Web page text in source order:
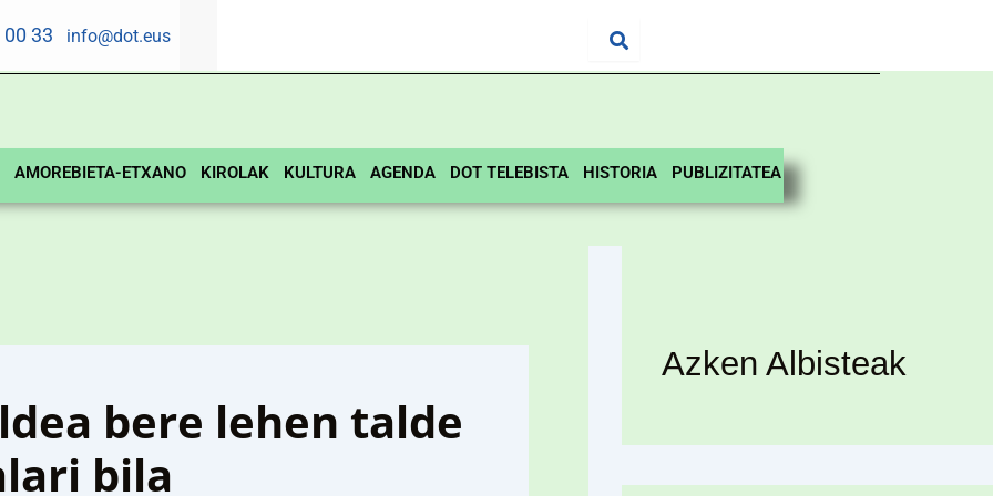
00 33 info@dot.eus
AMOREBIETA-ETXANO KIROLAK KULTURA AGENDA DOT TELEBISTA HISTORIA PUBLIZITATEA
bere lehen talde
bila
Azken Albisteak